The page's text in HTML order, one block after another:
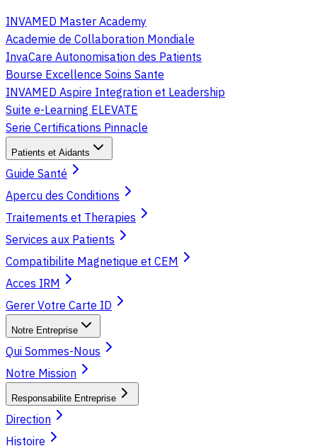
INVAMED Master Academy
Academie de Collaboration Mondiale
InvaCare Autonomisation des Patients
Bourse Excellence Soins Sante
INVAMED Aspire Integration et Leadership
Suite e-Learning ELEVATE
Serie Certifications Pinnacle
Patients et Aidants
Guide Santé
Apercu des Conditions
Traitements et Therapies
Services aux Patients
Compatibilite Magnetique et CEM
Acces IRM
Gerer Votre Carte ID
Notre Entreprise
Qui Sommes-Nous
Notre Mission
Responsabilite Entreprise
Direction
Histoire